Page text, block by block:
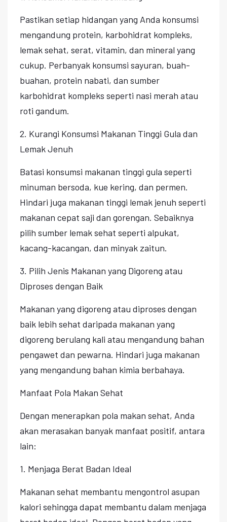
Pastikan setiap hidangan yang Anda konsumsi
mengandung protein, karbohidrat kompleks,
lemak sehat, serat, vitamin, dan mineral yang
cukup. Perbanyak konsumsi sayuran, buah-
buahan, protein nabati, dan sumber
karbohidrat kompleks seperti nasi merah atau
roti gandum.
2. Kurangi Konsumsi Makanan Tinggi Gula dan
Lemak Jenuh
Batasi konsumsi makanan tinggi gula seperti
minuman bersoda, kue kering, dan permen.
Hindari juga makanan tinggi lemak jenuh seperti
makanan cepat saji dan gorengan. Sebaiknya
pilih sumber lemak sehat seperti alpukat,
kacang-kacangan, dan minyak zaitun.
3. Pilih Jenis Makanan yang Digoreng atau
Diproses dengan Baik
Makanan yang digoreng atau diproses dengan
baik lebih sehat daripada makanan yang
digoreng berulang kali atau mengandung bahan
pengawet dan pewarna. Hindari juga makanan
yang mengandung bahan kimia berbahaya.
Manfaat Pola Makan Sehat
Dengan menerapkan pola makan sehat, Anda
akan merasakan banyak manfaat positif, antara
lain:
1. Menjaga Berat Badan Ideal
Makanan sehat membantu mengontrol asupan
kalori sehingga dapat membantu dalam menjaga